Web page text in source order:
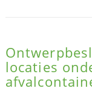
locaties